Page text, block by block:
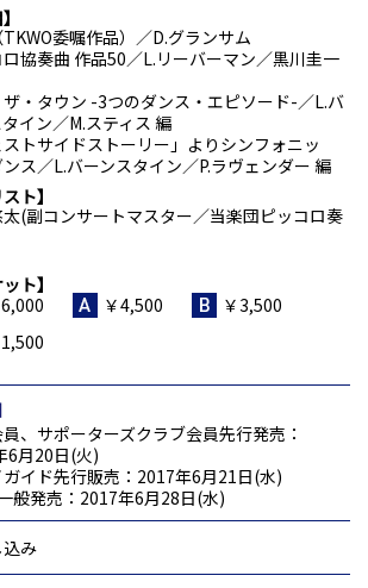
委嘱作品）／D.グランサム
ロ協奏曲 作品50／L.リーバーマン／黒川圭一
・タウン -3つのダンス・エピソード-／L.バ
イン／M.スティス 編
ストサイドストーリー」よりシンフォニッ
ス／L.バーンスタイン／P.ラヴェンダー 編
ト
(副コンサートマスター／当楽団ピッコロ奏
ト
￥4,500
￥3,500
、サポーターズクラブ会員先行発売：
6月20日(火)
イド先行販売：2017年6月21日(水)
般発売：2017年6月28日(水)
込み